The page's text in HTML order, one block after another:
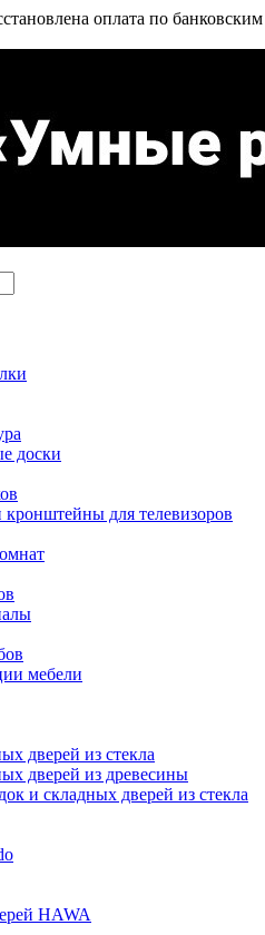
оплата по
доски
для телевизоров
мебели
дверей из стекла
дверей из древесины
и складных дверей из стекла
HAWA